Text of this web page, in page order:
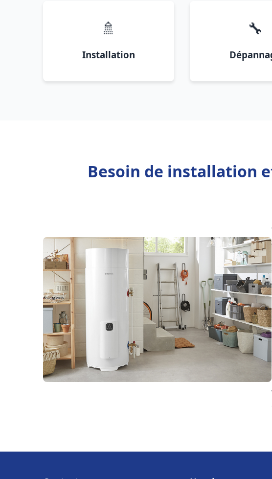
🚿
Installation
🔧
Besoin de installation